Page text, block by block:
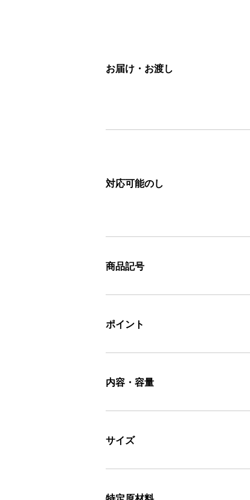
お届け・お渡し
対応可能のし
商品記号
ポイント
内容・容量
サイズ